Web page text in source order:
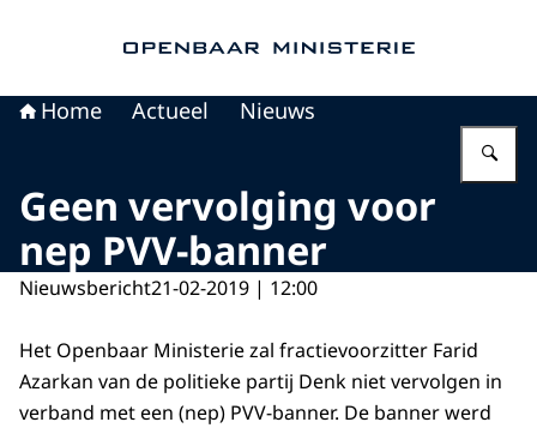
Home Actueel Nieuws
Geen vervolging voor
nep PVV-banner
Nieuwsbericht21-02-2019 | 12:00
Het Openbaar Ministerie zal fractievoorzitter Farid
Azarkan van de politieke partij Denk niet vervolgen in
verband met een (nep) PVV-banner. De banner werd